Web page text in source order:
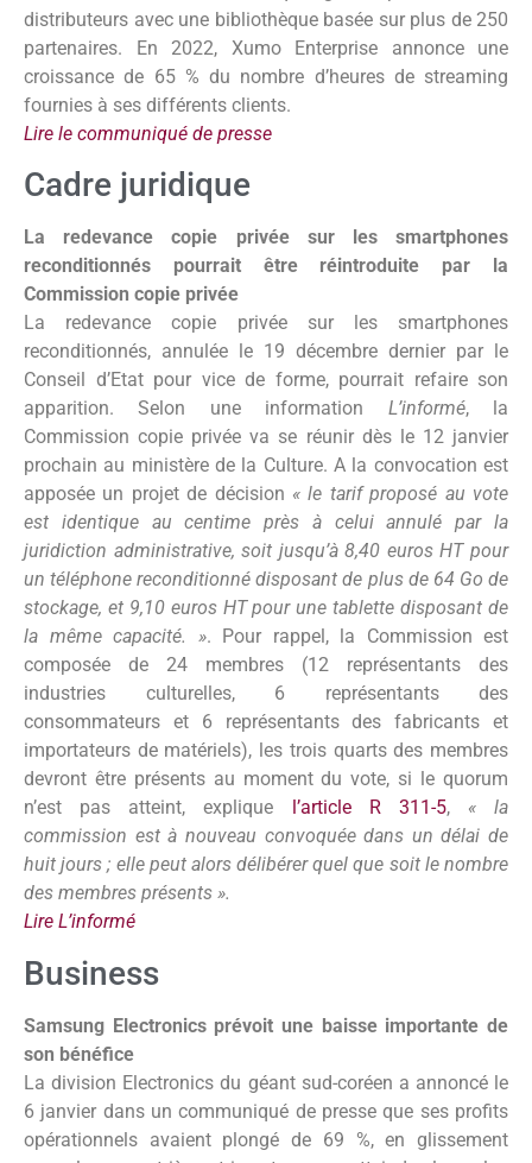
distributeurs avec une bibliothèque basée sur plus de 250
partenaires. En 2022, Xumo Enterprise annonce une
croissance de 65 % du nombre d’heures de streaming
fournies à ses différents clients.
Lire le communiqué de presse
Cadre juridique
La redevance copie privée sur les smartphones
reconditionnés pourrait être réintroduite par la
Commission copie privée
La redevance copie privée sur les smartphones
reconditionnés, annulée le 19 décembre dernier par le
Conseil d’Etat pour vice de forme, pourrait refaire son
apparition. Selon une information L’informé, la
Commission copie privée va se réunir dès le 12 janvier
prochain au ministère de la Culture. A la convocation est
apposée un projet de décision « le tarif proposé au vote
est identique au centime près à celui annulé par la
juridiction administrative, soit jusqu’à 8,40 euros HT pour
un téléphone reconditionné disposant de plus de 64 Go de
stockage, et 9,10 euros HT pour une tablette disposant de
la même capacité. ». Pour rappel, la Commission est
composée de 24 membres (12 représentants des
industries culturelles, 6 représentants des
consommateurs et 6 représentants des fabricants et
importateurs de matériels), les trois quarts des membres
devront être présents au moment du vote, si le quorum
n’est pas atteint, explique l’article R 311-5, « la
commission est à nouveau convoquée dans un délai de
huit jours ; elle peut alors délibérer quel que soit le nombre
des membres présents ».
Lire L’informé
Business
Samsung Electronics prévoit une baisse importante de
son bénéfice
La division Electronics du géant sud-coréen a annoncé le
6 janvier dans un communiqué de presse que ses profits
opérationnels avaient plongé de 69 %, en glissement